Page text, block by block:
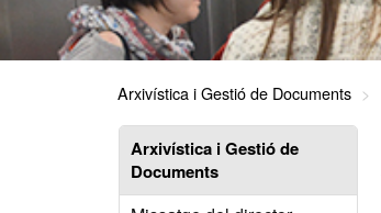
Arxivística i Gestió de Documents
Arxivística i Gestió de
Documents